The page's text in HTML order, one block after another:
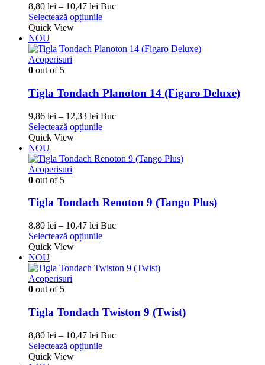
8,80 lei – 10,47 lei Interval
de
până
Buc
Selectează opțiunileAcest
mai
pot
fi
alese
în
pagina
Quick View
NOU
Acoperisuri
0 out of 5
Tigla Tondach Planoton 14 (Figaro Deluxe)
9,86 lei – 12,33 lei Interval
de
până
Buc
Selectează opțiunileAcest
mai
pot
alese
pagina
Quick View
NOU
Acoperisuri
0 out of 5
Tigla Tondach Renoton 9 (Tango Plus)
8,80 lei – 10,47 lei Interval
de
până
Buc
Selectează opțiunileAcest
mai
pot
fi
alese
în
pagina
Quick View
NOU
Acoperisuri
0 out of 5
Tigla Tondach Twiston 9 (Twist)
8,80 lei – 10,47 lei Interval
de
Buc
Selectează opțiunileAcest
Quick View